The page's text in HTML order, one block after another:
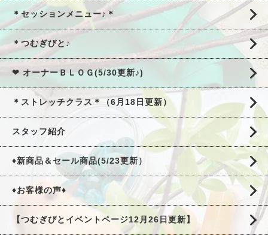
＊セッションメニュー♪＊
＊つむぎびと♪
❤ オーナーＢＬＯＧ(5/30更新♪)
＊ストレッチクラス＊（6月18日更新）
スタッフ紹介
♦新商品＆セール商品(5/23更新）
♦お客様の声♦
【つむぎびとイベントページ12月26日更新】